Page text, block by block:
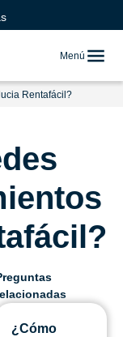
Menú
Rentafácil?
¿Cómo